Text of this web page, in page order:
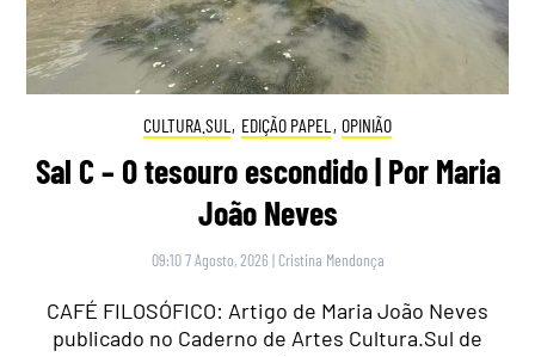
CULTURA.SUL , EDIÇÃO PAPEL , OPINIÃO
Sal C – O tesouro escondido | Por Maria
João Neves
09:10 7 Agosto, 2026 | Cristina Mendonça
CAFÉ FILOSÓFICO: Artigo de Maria João Neves
publicado no Caderno de Artes Cultura.Sul de